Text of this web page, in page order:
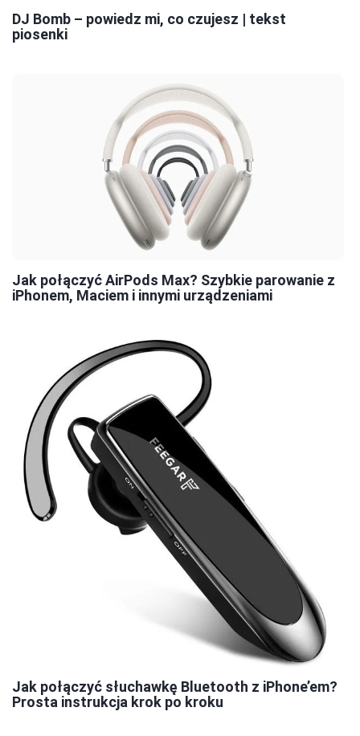
DJ Bomb – powiedz mi, co czujesz | tekst
piosenki
Jak połączyć AirPods Max? Szybkie parowanie z
iPhonem, Maciem i innymi urządzeniami
Jak połączyć słuchawkę Bluetooth z iPhone’em?
Prosta instrukcja krok po kroku